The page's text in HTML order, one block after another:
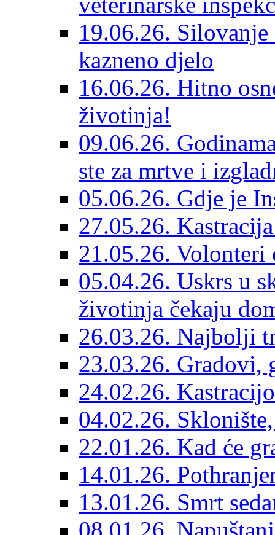
19.06.26.
kazneno djelo
16.06.26. Hitno
životinja!
09.06.26.
ste za mrtve i
05.06.26. Gdje je
27.05.26.
21.05.26. Volonteri
05.04.26. Uskrs u
životinja čekaju
26.03.26. Najbolji
23.03.26. Gradovi,
24.02.26.
04.02.26.
22.01.26. Kad će
14.01.26.
13.01.26. Smrt
08.01.26.